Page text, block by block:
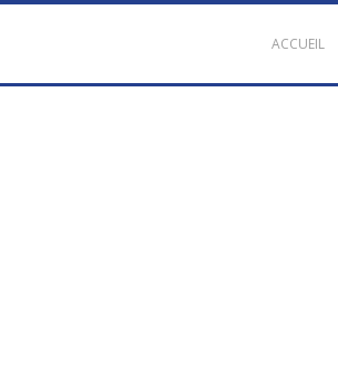
ACCUEIL